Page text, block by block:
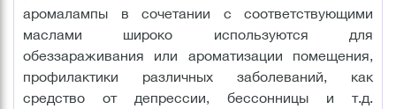
аромалампы в сочетании с соответствующими
маслами широко используются для
обеззараживания или ароматизации помещения,
профилактики различных заболеваний, как
средство от депрессии, бессонницы и т.д.